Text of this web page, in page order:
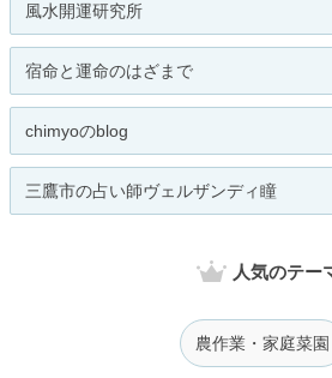
風水開運研究所
宿命と運命のはざまで
chimyoのblog
三鷹市の占い師ヴェルザンディ瞳
人気のテー
農作業・家庭菜園